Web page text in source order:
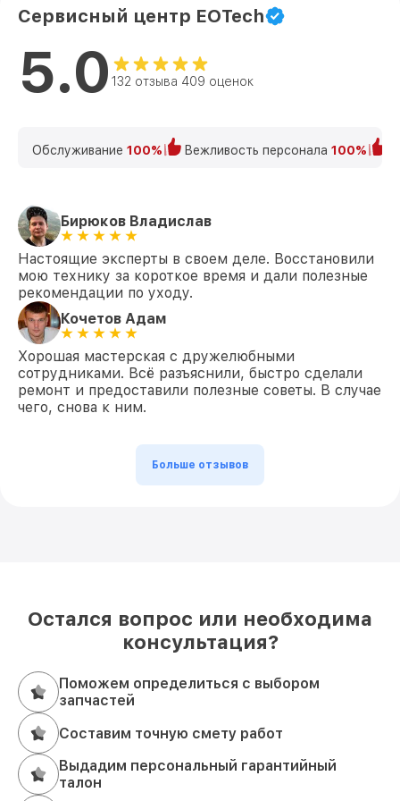
Повреждение корпуса— устраняем
механические дефекты.
заменяем микросхемы.
Нарушение фокусировки— настраиваем
оптические элементы.
EOTech прямо сейчас
Обратитесь к профессионалам, чтобы вернуть
номеру +7 (495) 152-68-30. Ждём вас в нашем
сервисном центре по адресу: ул. Лесная, д. 5.
Сервисный центр EOTech
5.0 132 отзыва 409 оценок
Обслуживание 100% Вежливость персонала 100%
Бирюков Владислав
Настоящие эксперты в своем деле. Восстановили
мою технику за короткое время и дали полезные
рекомендации по уходу.
Кочетов Адам
Хорошая мастерская с дружелюбными
сотрудниками. Всё разъяснили, быстро сделали
ремонт и предоставили полезные советы. В случае
чего, снова к ним.
Больше отзывов
Остался вопрос или необходима
консультация?
Поможем определиться с выбором
запчастей
Составим точную смету работ
Выдадим персональный гарантийный
талон